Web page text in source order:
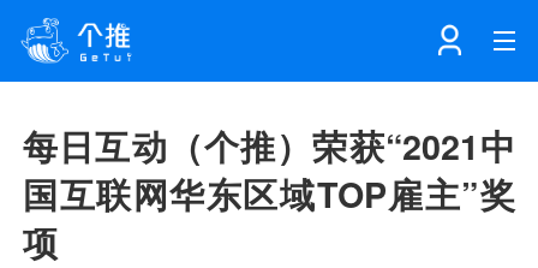
产品 注册 登录
每日互动（个推）荣获“2021中
国互联网华东区域TOP雇主”奖
项